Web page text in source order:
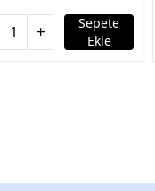
Sepete
Ekle